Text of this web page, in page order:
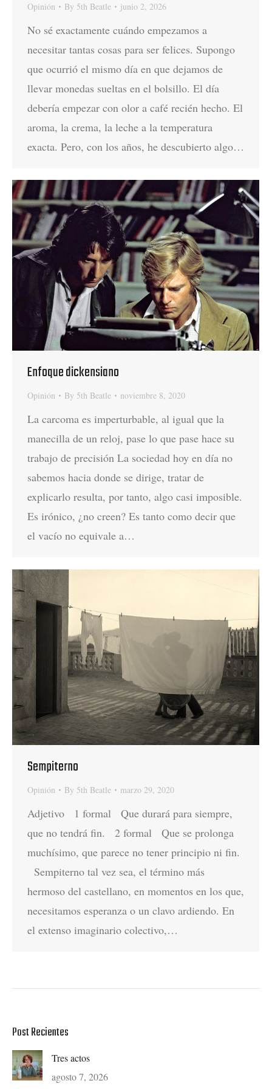
Opinión By 5th Beatle junio 2, 2026
No sé exactamente cuándo empezamos a
necesitar tantas cosas para ser felices. Supongo
que ocurrió el mismo día en que dejamos de
llevar monedas sueltas en el bolsillo. El día
debería empezar con olor a café recién hecho. El
aroma, la crema, la leche a la temperatura
exacta. Pero, con los años, he descubierto algo…
Enfoque dickensiano
Opinión By 5th Beatle noviembre 8, 2020
La carcoma es imperturbable, al igual que la
manecilla de un reloj, pase lo que pase hace su
trabajo de precisión La sociedad hoy en día no
sabemos hacia donde se dirige, tratar de
explicarlo resulta, por tanto, algo casi imposible.
Es irónico, ¿no creen? Es tanto como decir que
el vacío no equivale a…
Sempiterno
Opinión By 5th Beatle marzo 29, 2020
Adjetivo 1 formal Que durará para siempre,
que no tendrá fin. 2 formal Que se prolonga
muchísimo, que parece no tener principio ni fin.
Sempiterno tal vez sea, el término más
hermoso del castellano, en momentos en los que,
necesitamos esperanza o un clavo ardiendo. En
el extenso imaginario colectivo,…
Post Recientes
Tres actos
agosto 7, 2026